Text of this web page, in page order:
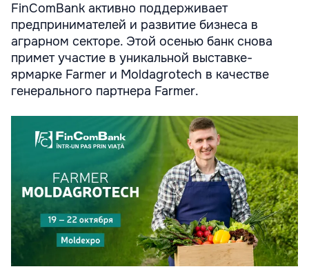
FinComBank активно поддерживает
предпринимателей и развитие бизнеса в
аграрном секторе. Этой осенью банк снова
примет участие в уникальной выставке-
ярмарке Farmer и Moldagrotech в качестве
генерального партнера Farmer.